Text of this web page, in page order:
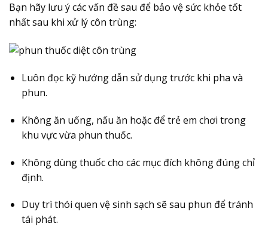
Bạn hãy lưu ý các vấn đề sau để bảo vệ sức khỏe tốt
nhất sau khi xử lý côn trùng:
Luôn đọc kỹ hướng dẫn sử dụng trước khi pha và
phun.
Không ăn uống, nấu ăn hoặc để trẻ em chơi trong
khu vực vừa phun thuốc.
Không dùng thuốc cho các mục đích không đúng chỉ
định.
Duy trì thói quen vệ sinh sạch sẽ sau phun để tránh
tái phát.